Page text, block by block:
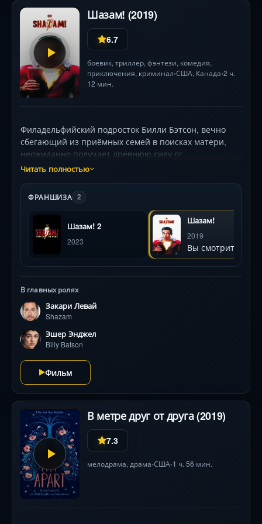
Шазам! (2019)
6.7
боевик, триллер, фэнтези, комедия,
приключения, криминал•США, Канада•2 ч.
12 мин.
Филадельфийский подросток Билли Бэтсон, вечно
сбегающий из приёмных семей в поисках матери,
неожиданно получает древнюю силу от
таинственного мага. Одно волшебное слово — и он
Ливай)! Но вместо спасения мира с новыми
способностями тестируют лимиты: покупают пиво,
делают вирусные селфи и мстят школьным
хулиганам. Однако веселье прерывает опасный
противник (Марк Стронг), одержимый демонами
Семи Смертных Грехов. Чтобы победить, Билли
придётся понять главное: истинная сила рождается
Режиссёр хорроров Дэвид Сандберг виртуозно
балансирует между искромётной комедией о
взрослении и тёмным фэнтези, где монстры пугают
Читать полностью
ФРАНШИЗА 2
Шазам! 2
2023
Шазам!
2019
Вы смотрите
В главных ролях
Закари Левай
Shazam
Эшер Энджел
Billy Batson
Фильм
В метре друг от друга (2019)
7.3
мелодрама, драма•США•1 ч. 56 мин.